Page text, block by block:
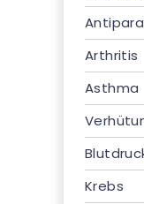
Arthritis
Asthma
Krebs